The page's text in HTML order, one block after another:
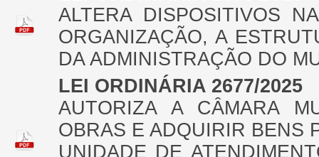
ALTERA DISPOSITIVOS
ORGANIZAÇÃO, A
DA ADMINISTRAÇÃO DO
LEI ORDINÁRIA 2677/2025
AUTORIZA A CÂMARA
OBRAS E ADQUIRIR BENS
UNIDADE DE